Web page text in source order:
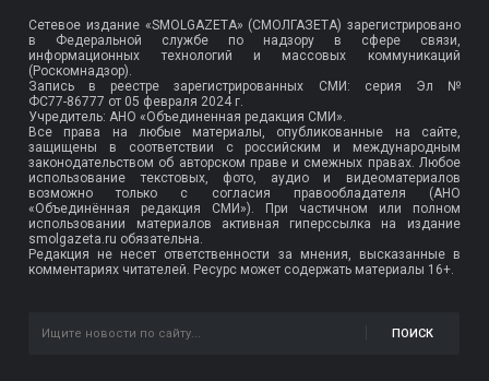
Сетевое издание «SMOLGAZETA» (СМОЛГАЗЕТА) зарегистрировано
в Федеральной службе по надзору в сфере связи,
информационных технологий и массовых коммуникаций
(Роскомнадзор).
Запись в реестре зарегистрированных СМИ: серия Эл №
ФС77-86777 от 05 февраля 2024 г.
Учредитель: АНО «Объединенная редакция СМИ».
Все права на любые материалы, опубликованные на сайте,
защищены в соответствии с российским и международным
законодательством об авторском праве и смежных правах. Любое
использование текстовых, фото, аудио и видеоматериалов
возможно только с согласия правообладателя (АНО
«Объединённая редакция СМИ»). При частичном или полном
использовании материалов активная гиперссылка на издание
smolgazeta.ru обязательна.
Редакция не несет ответственности за мнения, высказанные в
комментариях читателей. Ресурс может содержать материалы 16+.
ПОИСК